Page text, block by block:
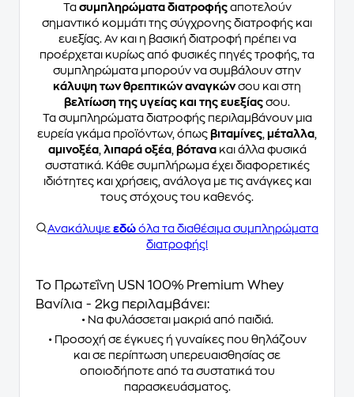
Τα συμπληρώματα διατροφήςαποτελούν
σημαντικό κομμάτι της σύγχρονης διατροφής και
ευεξίας. Αν και η βασική διατροφή πρέπει να
προέρχεται κυρίως από φυσικές πηγές τροφής, τα
συμπληρώματα μπορούν να συμβάλουν στην
κάλυψη των θρεπτικών αναγκώνσου και στη
βελτίωση της υγείας και της ευεξίας σου.
Τα συμπληρώματα διατροφής περιλαμβάνουν μια
ευρεία γκάμα προϊόντων, όπως βιταμίνες μέταλλα
αμινοξέα, λιπαρά οξέα, βότανα και άλλα φυσικά
συστατικά. Κάθε συμπλήρωμα έχει διαφορετικές
ιδιότητες και χρήσεις, ανάλογα με τις ανάγκες και
τους στόχους του καθενός.
Ανακάλυψε εδώ όλα τα διαθέσιμα συμπληρώματα
διατροφής!
Το Πρωτεΐνη USN 100% Premium Whey
Βανίλια - 2kg περιλαμβάνει:
• Να φυλάσσεται μακριά από παιδιά.
• Προσοχή σε έγκυες ή γυναίκες που θηλάζουν
και σε περίπτωση υπερευαισθησίας σε
οποιοδήποτε από τα συστατικά του
παρασκευάσματος.